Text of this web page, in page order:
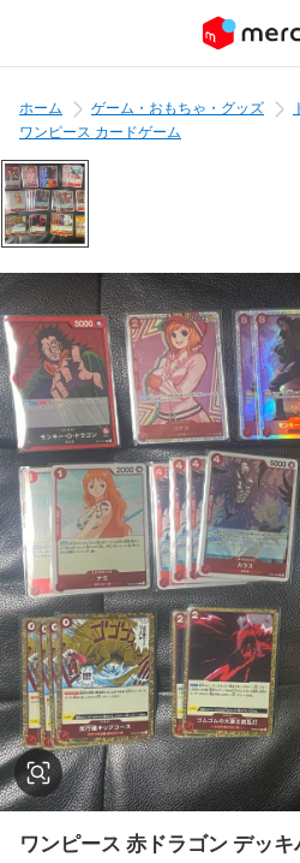
ホーム ゲーム・おもちゃ・グッズ
ワンピース カードゲーム
ワンピース 赤ドラゴン デッキ